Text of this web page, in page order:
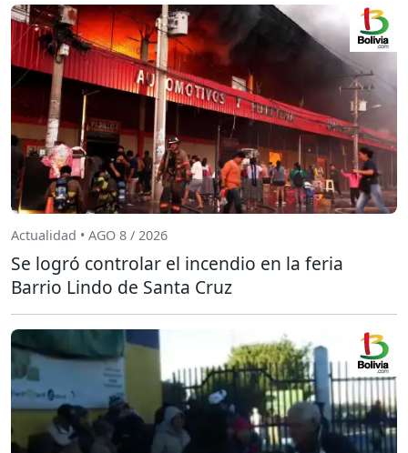
Actualidad • AGO 8 / 2026
Se logró controlar el incendio en la feria
Barrio Lindo de Santa Cruz